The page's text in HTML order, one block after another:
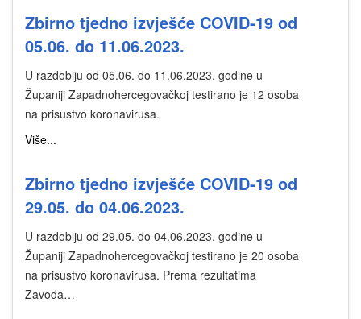
Zbirno tjedno izvješće COVID-19 od
05.06. do 11.06.2023.
U razdoblju od 05.06. do 11.06.2023. godine u
Županiji Zapadnohercegovačkoj testirano je 12 osoba
na prisustvo koronavirusa.
Više...
Zbirno tjedno izvješće COVID-19 od
29.05. do 04.06.2023.
U razdoblju od 29.05. do 04.06.2023. godine u
Županiji Zapadnohercegovačkoj testirano je 20 osoba
na prisustvo koronavirusa. Prema rezultatima
Zavoda…